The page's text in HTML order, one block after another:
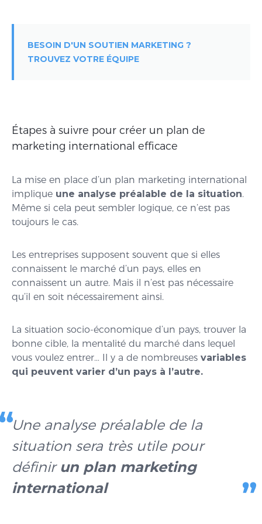
BESOIN D'UN SOUTIEN MARKETING ?
TROUVEZ VOTRE ÉQUIPE
Étapes à suivre pour créer un plan de
marketing international efficace
La mise en place d’un plan marketing international
implique une analyse préalable de la situation.
Même si cela peut sembler logique, ce n’est pas
toujours le cas.
Les entreprises supposent souvent que si elles
connaissent le marché d’un pays, elles en
connaissent un autre. Mais il n’est pas nécessaire
qu’il en soit nécessairement ainsi.
La situation socio-économique d’un pays, trouver la
bonne cible, la mentalité du marché dans lequel
vous voulez entrer… Il y a de nombreuses variables
qui peuvent varier d’un pays à l’autre.
Une analyse préalable de la
situation sera très utile pour
définir un plan marketing
international